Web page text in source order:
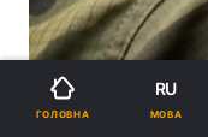
ГОЛОВНА
RU
МОВА